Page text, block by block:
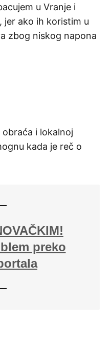
u Vranje i
jer ako ih koristim u
zbog niskog napona
i lokalnoj
kada je reč o
preko